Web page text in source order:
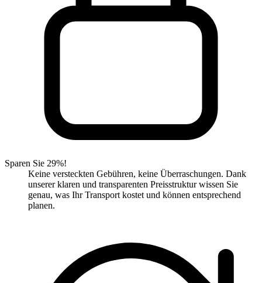
Sparen Sie 29%!
Keine versteckten Gebühren, keine Überraschungen. Dank
unserer klaren und transparenten Preisstruktur wissen Sie
genau, was Ihr Transport kostet und können entsprechend
planen.